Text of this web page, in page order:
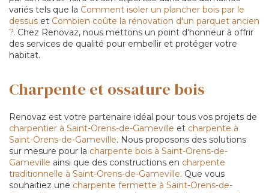
variés tels que la Comment isoler un plancher bois par le
dessus et Combien coûte la rénovation d'un parquet ancien
?. Chez Renovaz, nous mettons un point d'honneur à offrir
des services de qualité pour embellir et protéger votre
habitat.
Charpente et ossature bois
Renovaz est votre partenaire idéal pour tous vos projets de
charpentier à Saint-Orens-de-Gameville et charpente à
Saint-Orens-de-Gameville. Nous proposons des solutions
sur mesure pour la charpente bois à Saint-Orens-de-
Gameville ainsi que des constructions en charpente
traditionnelle à Saint-Orens-de-Gameville. Que vous
souhaitiez une charpente fermette à Saint-Orens-de-